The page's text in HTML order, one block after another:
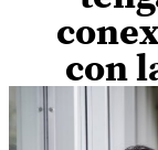
con